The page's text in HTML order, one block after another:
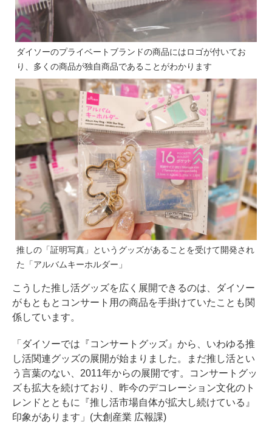
ダイソーのプライベートブランドの商品にはロゴが付いてお
り、多くの商品が独自商品であることがわかります
推しの「証明写真」というグッズがあることを受けて開発され
た「アルバムキーホルダー」
こうした推し活グッズを広く展開できるのは、ダイソー
がもともとコンサート用の商品を手掛けていたことも関
係しています。
「ダイソーでは『コンサートグッズ』から、いわゆる推
し活関連グッズの展開が始まりました。まだ推し活とい
う言葉のない、2011年からの展開です。コンサートグッ
ズも拡大を続けており、昨今のデコレーション文化のト
レンドとともに『推し活市場自体が拡大し続けている』
印象があります」(大創産業 広報課)